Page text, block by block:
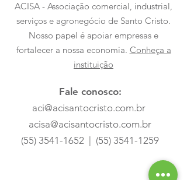
ACISA - Associação comercial, industrial,
serviços e agronegócio de Santo Cristo.
Nosso papel é apoiar empresas e
fortalecer a nossa economia. Conheça a
instituição
Fale conosco:
aci@acisantocristo.com.br
acisa@acisantocristo.com.br
(55) 3541-1652
(55) 3541-1259